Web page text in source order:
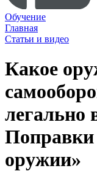
Обучение
Главная
Статьи и видео
Какое
легально
Поправки
оружии»